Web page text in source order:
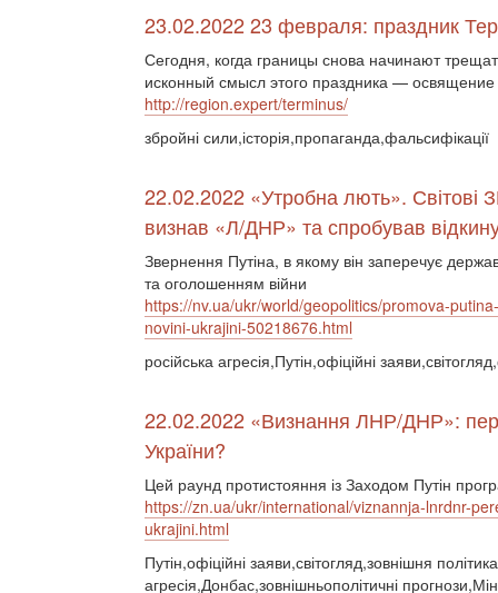
23.02.2022 23 февраля: праздник
Сегодня, когда границы снова начинают
исконный смысл этого праздника — освящение
http://region.expert/terminus/
збройні сили,історія,пропаганда,фальсифікації
22.02.2022 «Утробна лють». Світові
визнав «Л/ДНР» та спробував
Звернення Путіна, в якому він заперечує
та оголошенням війни
https://nv.ua/ukr/world/geopolitics/promova-
novini-ukrajini-50218676.html
російська агресія,Путін,офіційні
22.02.2022 «Визнання ЛНР/ДНР»:
України?
Цей раунд протистояння із Заходом Путін
https://zn.ua/ukr/international/viznannja-lnrdnr-
ukrajini.html
Путін,офіційні заяви,світогляд,зовнішня
агресія,Донбас,зовнішньополітичні